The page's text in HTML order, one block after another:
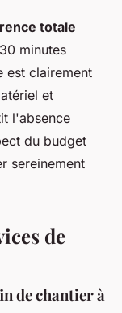
totale
minutes
est clairement
et
l'absence
du budget
sereinement
de
de chantier à